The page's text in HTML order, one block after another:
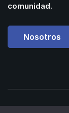
comunidad.
Nosotros